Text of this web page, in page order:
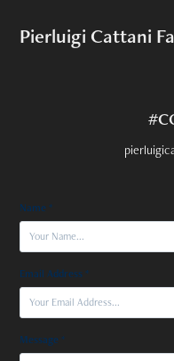
Pierluigi Cattani
Name *
Email Address *
Message *